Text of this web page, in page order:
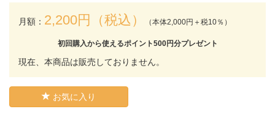
月額： 2,200円（税込） （本体2,000円＋税10％）
初回購入から使えるポイント500円分プレゼント
現在、本商品は販売しておりません。
お気に入り